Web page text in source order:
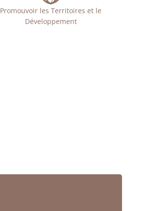
Promouvoir les Territoires et le
Développement